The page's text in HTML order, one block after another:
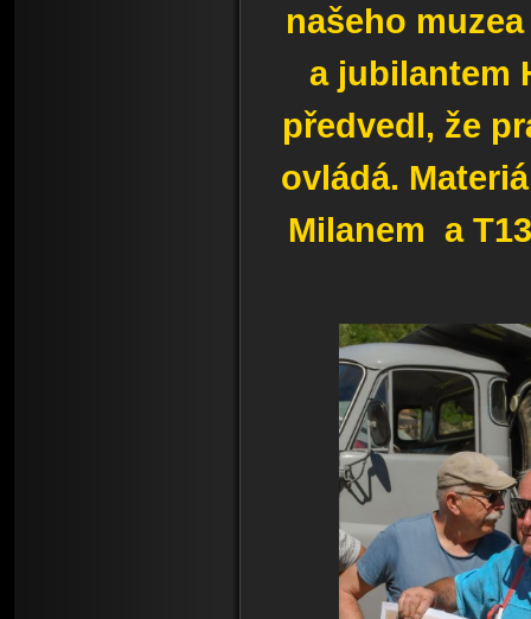
našeho
a jubilantem
předvedl, že
ovládá.
Milanem a